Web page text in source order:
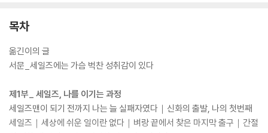
목차
옮긴이의 글
서문_세일즈에는 가슴 벅찬 성취감이 있다
제1부_ 세일즈, 나를 이기는 과정
세일즈맨이 되기 전까지 나는 늘 실패자였다｜신화의 출발, 나의 첫번째
세일즈｜세상에 쉬운 일이란 없다｜벼랑 끝에서 찾은 마지막 출구｜간절